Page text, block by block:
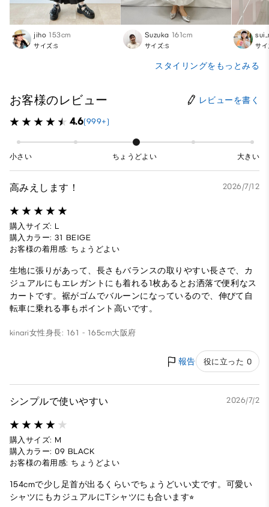
jiho 153cm
サイズ:S
Suzuka 161cm
サイズ:S サイ
スタイリングをもっとみる
お客様のレビュー レビューを書く
4.6(999+)
小さい ちょうどよい 大きい
高みえします！ 2026/7/12
購入サイズ: L
購入カラー: 31 BEIGE
お客様の着用感: ちょうどよい
生地に張りがあって、長さもバランスの取りやすい長さで、カ
ジュアルにもエレガントにも着れる1枚あるとお洒落で便利なス
カートです。裾がゴムでバルーンになっているので、伸びて自
転車に乗れる事もポイント高いです。
kinari女性身長: 161 - 165cm大阪府
報告 役に立った 0
シンプルで使いやすい 2026/7/2
購入サイズ: M
購入カラー: 09 BLACK
お客様の着用感: ちょうどよい
154cmで少し足首が出るくらいでちょうどいい丈です。可愛い
シャツにもカジュアルにTシャツにも合います⭐︎